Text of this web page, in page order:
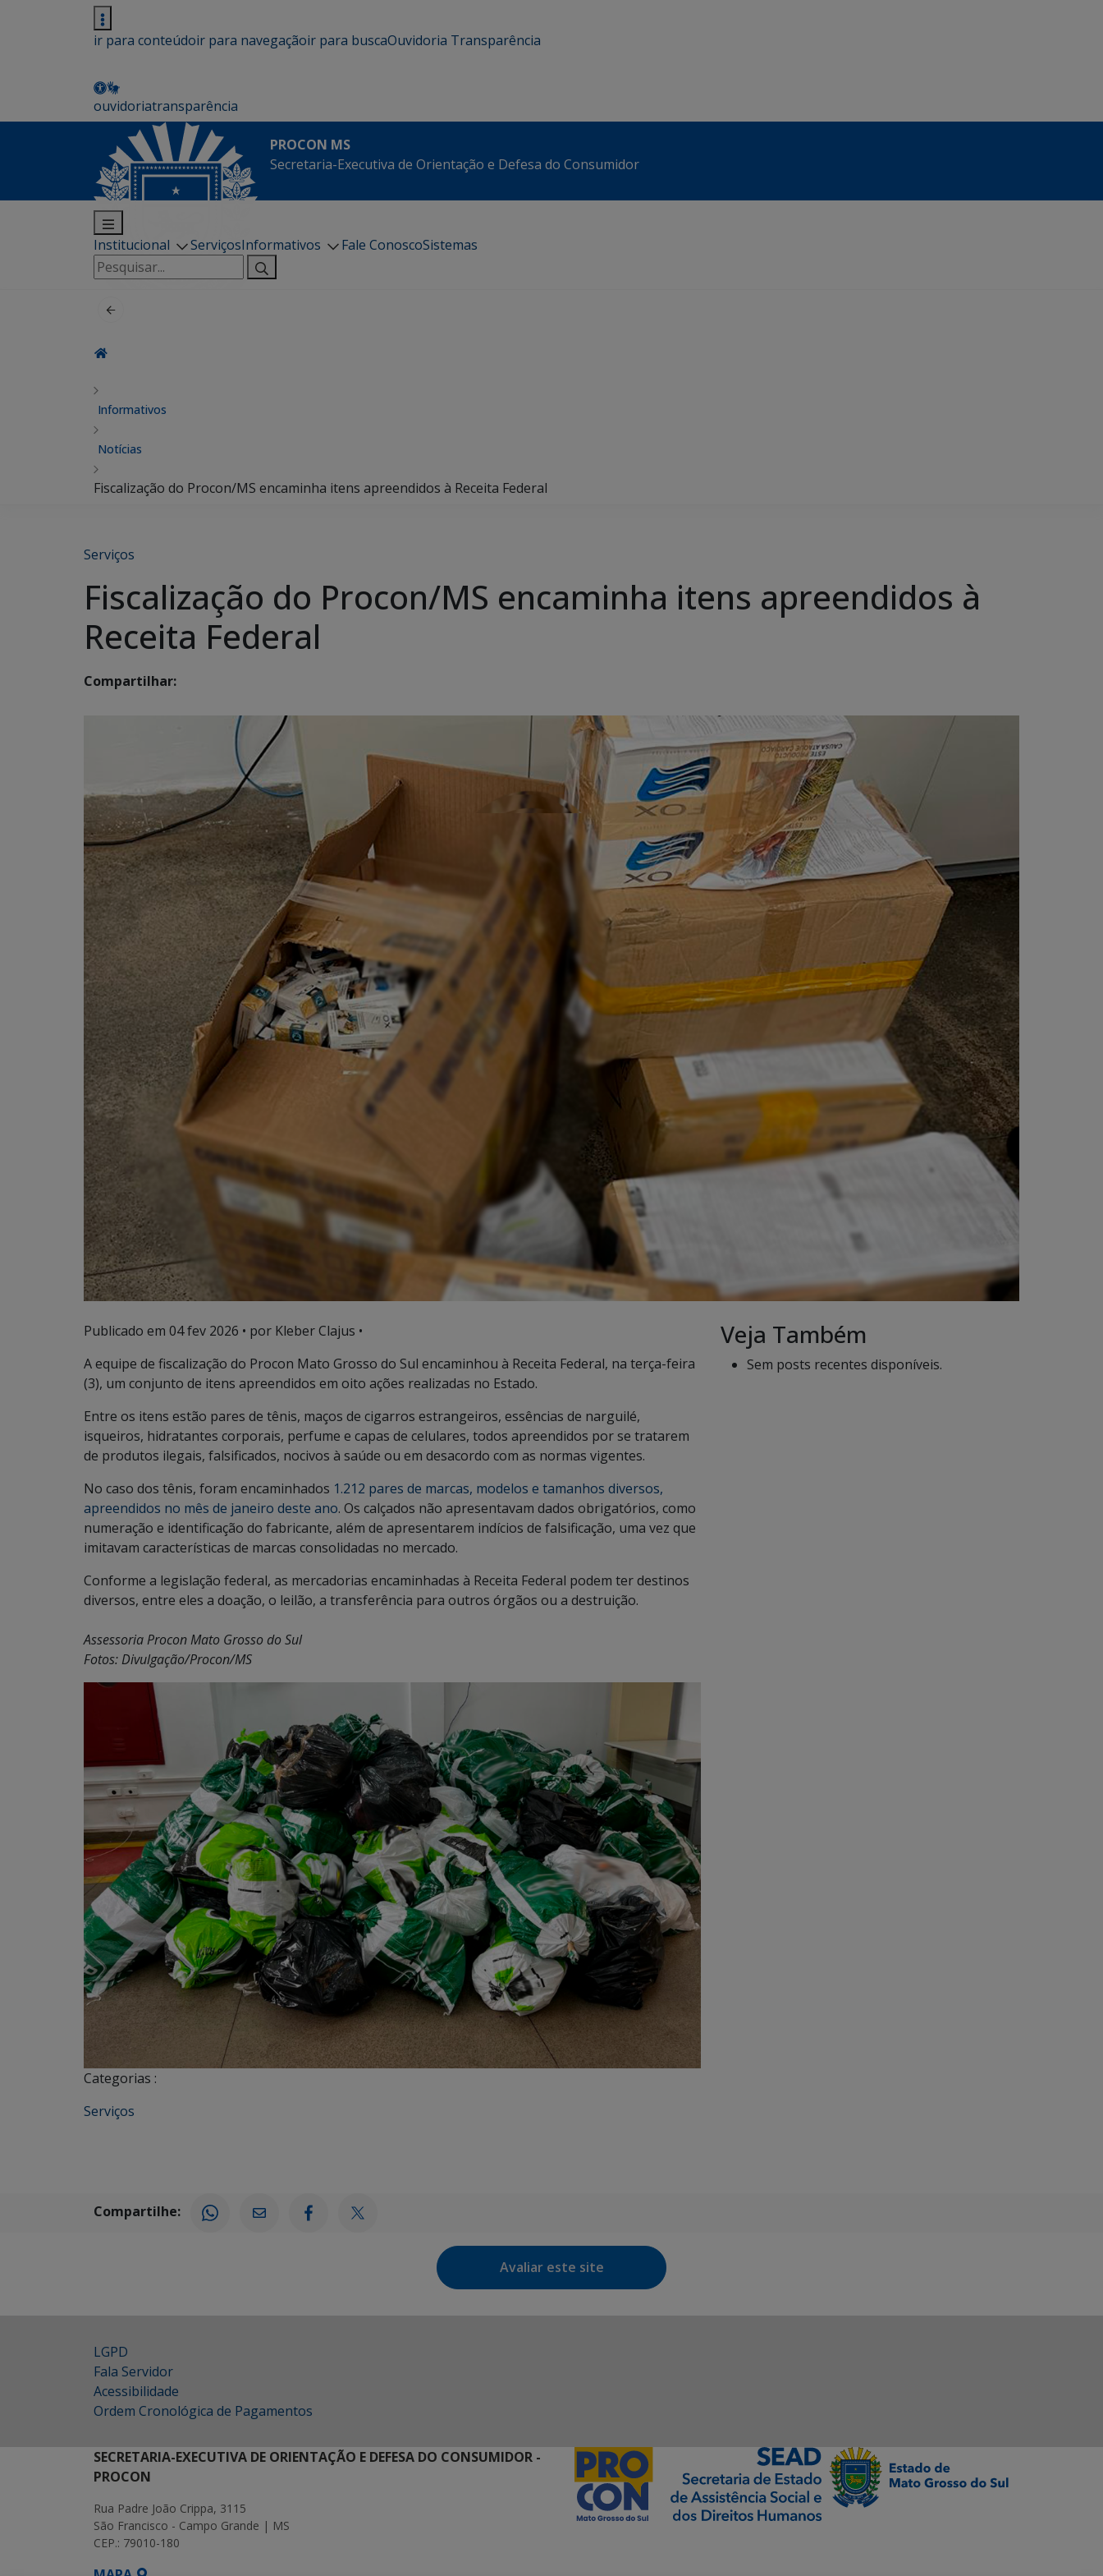
ir para conteúdoir para navegaçãoir para buscaOuvidoria Transparência
ouvidoriatransparência
PROCON MS
Secretaria-Executiva de Orientação e Defesa do Consumidor
Institucional ServiçosInformativos Fale ConoscoSistemas
Pesquisar
por:
Informativos
Notícias
Fiscalização do Procon/MS encaminha itens apreendidos à Receita Federal
Serviços
Fiscalização do Procon/MS encaminha itens apreendidos à
Receita Federal
Compartilhar:
Publicado em 04 fev 2026 • por Kleber Clajus •
A equipe de fiscalização do Procon Mato Grosso do Sul encaminhou à Receita Federal, na terça-feira
(3), um conjunto de itens apreendidos em oito ações realizadas no Estado.
Entre os itens estão pares de tênis, maços de cigarros estrangeiros, essências de narguilé,
isqueiros, hidratantes corporais, perfume e capas de celulares, todos apreendidos por se tratarem
de produtos ilegais, falsificados, nocivos à saúde ou em desacordo com as normas vigentes.
No caso dos tênis, foram encaminhados 1.212 pares de marcas, modelos e tamanhos diversos,
apreendidos no mês de janeiro deste ano. Os calçados não apresentavam dados obrigatórios, como
numeração e identificação do fabricante, além de apresentarem indícios de falsificação, uma vez que
imitavam características de marcas consolidadas no mercado.
Conforme a legislação federal, as mercadorias encaminhadas à Receita Federal podem ter destinos
diversos, entre eles a doação, o leilão, a transferência para outros órgãos ou a destruição.
Assessoria Procon Mato Grosso do Sul
Fotos: Divulgação/Procon/MS
Categorias :
Serviços
Veja Também
Sem posts recentes disponíveis.
Compartilhe:
Avaliar este site
LGPD
Fala Servidor
Acessibilidade
Ordem Cronológica de Pagamentos
SECRETARIA-EXECUTIVA DE ORIENTAÇÃO E DEFESA DO CONSUMIDOR -
PROCON
Rua Padre João Crippa, 3115
São Francisco - Campo Grande | MS
CEP.: 79010-180